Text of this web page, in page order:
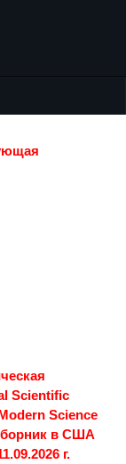
Scientific
Science
в США
г.